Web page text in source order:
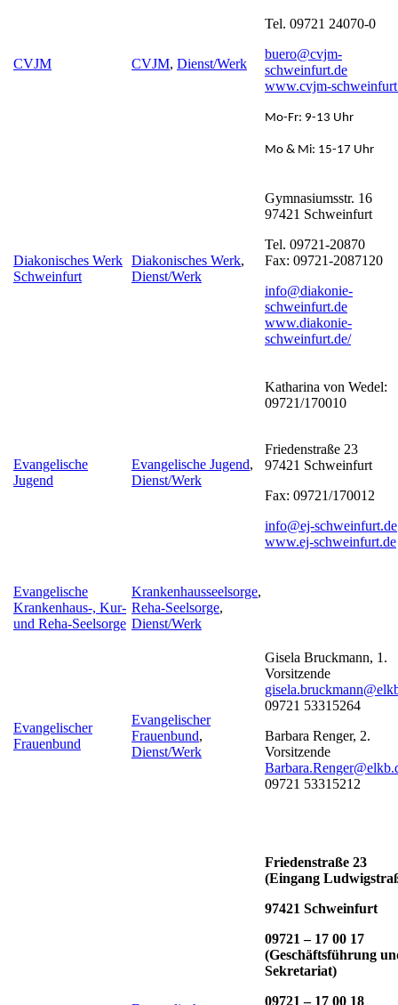
CVJM CVJM, Dienst/Werk
Tel. 09721 24070-0
buero@cvjm-
schweinfurt.de
www.cvjm-
Mo-Fr: 9-13 Uhr
Mo & Mi: 15-17 Uhr
Diakonisches Werk
Schweinfurt
Diakonisches Werk,
Dienst/Werk
Gymnasiumsstr. 16
97421 Schweinfurt
Tel. 09721-20870
Fax: 09721-2087120
info@diakonie-
schweinfurt.de
www.diakonie-
schweinfurt.de/
Evangelische
Jugend
Evangelische Jugend,
Dienst/Werk
Katharina von Wedel:
09721/170010
Friedenstraße 23
97421 Schweinfurt
Fax: 09721/170012
info@ej-schweinfurt.de
www.ej-schweinfurt.de
Evangelische
Krankenhaus-, Kur-
und Reha-Seelsorge
Krankenhausseelsorge,
Reha-Seelsorge,
Dienst/Werk
Evangelischer
Frauenbund
Evangelischer
Frauenbund,
Dienst/Werk
Gisela Bruckmann, 1.
Vorsitzende
09721 53315264
Barbara Renger, 2.
Vorsitzende
09721 53315212
Friedenstraße 23
(Eingang
97421 Schweinfurt
09721 – 17 00 17
(Geschäftsführung
Sekretariat)
09721 – 17 00 18